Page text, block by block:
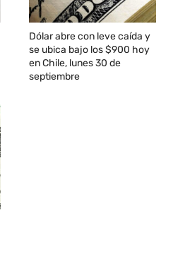
Dólar abre con leve caída y
se ubica bajo los $900 hoy
en Chile, lunes 30 de
septiembre